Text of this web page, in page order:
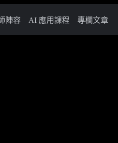
陣容 AI 應用課程 專欄文章